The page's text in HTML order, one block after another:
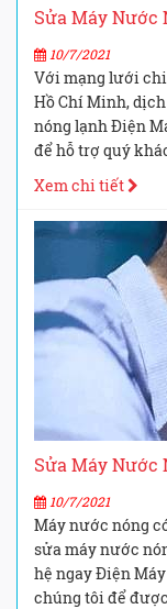
Sửa Máy Nước
10/7/2021
Với mạng lưới
Hồ Chí Minh,
nóng lạnh Điện
để hỗ trợ quý
Xem chi tiết
Sửa Máy Nước
10/7/2021
Máy nước nóng
sửa máy nước
hệ ngay Điện
chúng tôi để